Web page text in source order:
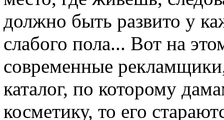
должно быть развито у
слабого пола... Вот на
современные
каталог, по которому
косметику, то его